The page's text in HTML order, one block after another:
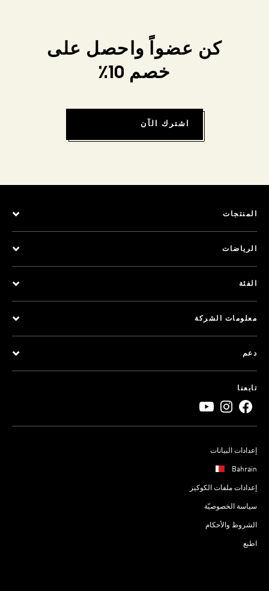
كن عضواً واحصل على
خصم 10٪
اشترك الآن
المنتجات
الرياضات
الفئة
معلومات الشركة
دعم
تابعنا
إعدادات البيانات
Bahrain
إعدادات ملفات الكوكيز
سياسة الخصوصيّة
الشروط والأحكام
اطبع